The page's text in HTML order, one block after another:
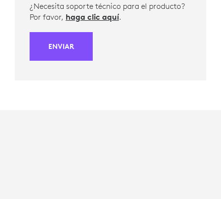
¿Necesita soporte técnico para el producto?
Por favor, haga clic aquí.
ENVIAR